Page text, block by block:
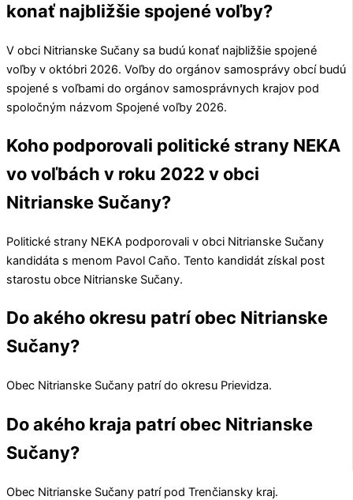
konať najbližšie spojené voľby?
V obci Nitrianske Sučany sa budú konať najbližšie spojené
voľby v októbri 2026. Voľby do orgánov samosprávy obcí budú
spojené s voľbami do orgánov samosprávnych krajov pod
spoločným názvom Spojené voľby 2026.
Koho podporovali politické strany NEKA
vo voľbách v roku 2022 v obci
Nitrianske Sučany?
Politické strany NEKA podporovali v obci Nitrianske Sučany
kandidáta s menom Pavol Caňo. Tento kandidát získal post
starostu obce Nitrianske Sučany.
Do akého okresu patrí obec Nitrianske
Sučany?
Obec Nitrianske Sučany patrí do okresu Prievidza.
Do akého kraja patrí obec Nitrianske
Sučany?
Obec Nitrianske Sučany patrí pod Trenčiansky kraj.